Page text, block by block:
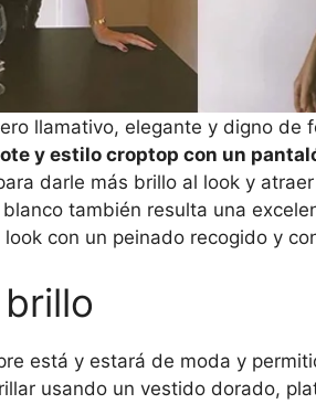
llamativo, elegante y digno de
y estilo croptop con un
darle más brillo al look y
también resulta una
con un peinado recogido y
está y estará de moda y
usando un vestido dorado,